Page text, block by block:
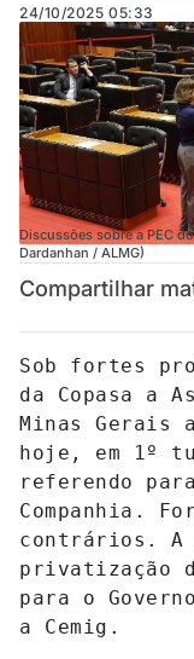
24/10/2025 05:33
Discussões sobre a PEC
Dardanhan / ALMG)
Compartilhar
Sob fortes
da Copasa a
Minas Gerais
hoje, em 1º
referendo
Companhia.
contrários. A
privatização
para o
a Cemig.